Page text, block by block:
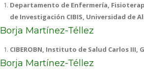
Departamento de Enfermería,
de Investigación CIBIS, Universidad de
Borja Martínez-Téllez
CIBEROBN, Instituto de Salud Carlos III,
Borja Martínez-Téllez